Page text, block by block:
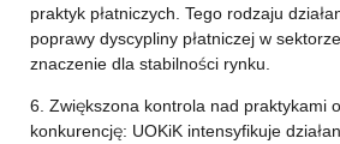
praktyk płatniczych. Tego rodzaju
poprawy dyscypliny płatniczej w
znaczenie dla stabilności rynku.
6. Zwiększona kontrola nad praktykami
konkurencję: UOKiK intensyfikuje